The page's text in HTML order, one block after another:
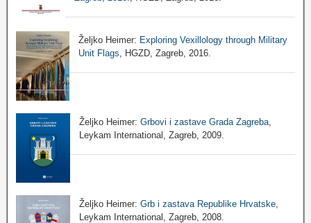
Željko Heimer: Exploring Vexillology through Military
Unit Flags , HGZD, Zagreb, 2016.
Željko Heimer: Grbovi i zastave Grada Zagreba
Leykam International, Zagreb, 2009.
Željko Heimer:Grb i zastava Republike Hrvatske
Leykam International, Zagreb, 2008.